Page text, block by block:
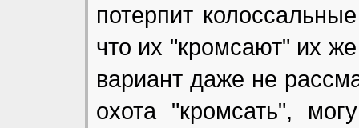
потерпит
что их "кромсают" их
вариант даже не
охота "кромсать",